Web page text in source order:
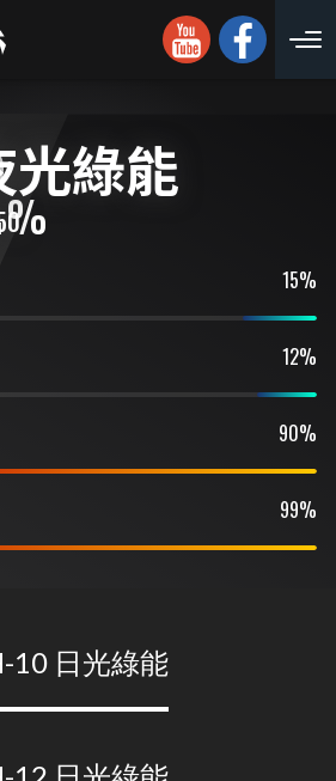
光綠能
90%
99%
15%
12%
%
10 日光綠能